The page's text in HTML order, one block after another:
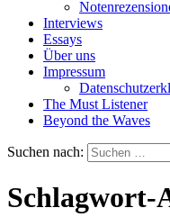
Interviews
Essays
Über uns
Impressum
The Must Listener
Beyond the Waves
Suchen nach:
Schlagwort-